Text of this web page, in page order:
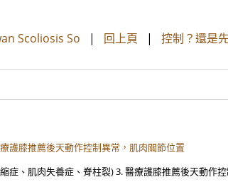
Scoliosis So | 回上頁 | 控制？還是
護膝推薦後天動作控制異常，肌肉關節位置
、肌肉失養症、脊柱裂) 3. 醫療護膝推薦後天動作